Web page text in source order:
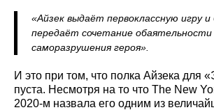
«Айзек выдаёт первоклассную игру
передаёт сочетание обаятельности
саморазрушения героя».
И это при том, что полка Айзека для
пуста. Несмотря на то что The New
2020-м назвала его одним из